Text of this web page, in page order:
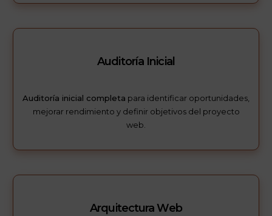
Auditoría Inicial
Auditoría inicial completa para identificar oportunidades,
mejorar rendimiento y definir objetivos del proyecto
web.
Arquitectura Web